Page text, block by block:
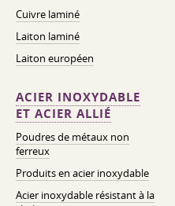
Cuivre laminé
Laiton laminé
Laiton européen
ACIER INOXYDABLE
ET ACIER ALLIÉ
Poudres de métaux non
ferreux
Produits en acier inoxydable
Acier inoxydable résistant à la